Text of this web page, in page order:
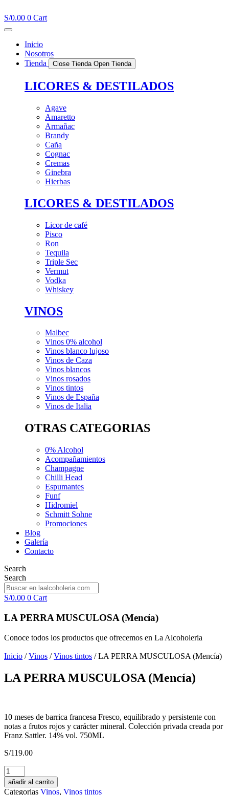
al
contenido
S/0.00 0 Cart
Inicio
Nosotros
Tienda
Close Tienda Open Tienda
LICORES & DESTILADOS
Agave
Amaretto
Armañac
Brandy
Caña
Cognac
Cremas
Ginebra
Hierbas
LICORES & DESTILADOS
Licor de café
Pisco
Ron
Tequila
Triple Sec
Vermut
Vodka
Whiskey
VINOS
Malbec
Vinos 0% alcohol
Vinos blanco lujoso
Vinos de Caza
Vinos blancos
Vinos rosados
Vinos tintos
Vinos de España
Vinos de Italia
OTRAS CATEGORIAS
0% Alcohol
Acompañamientos
Champagne
Chilli Head
Espumantes
Funf
Hidromiel
Schmitt Sohne
Promociones
Blog
Galería
Contacto
Search
Search
S/0.00 0 Cart
LA PERRA MUSCULOSA (Mencía)
Conoce todos los productos que ofrecemos en La Alcoholeria
Inicio /Vinos /Vinos tintos / LA PERRA MUSCULOSA (Mencía)
LA PERRA MUSCULOSA (Mencía)
10 meses de barrica francesa Fresco, equilibrado y persistente con
notas a frutos rojos y carácter mineral. Colección privada creada por
Franz Sattler. 14% vol. 750ML
S/119.00
Heritage
Carte
Noire
añadir al carrito
Categorias Vinos, Vinos tintos